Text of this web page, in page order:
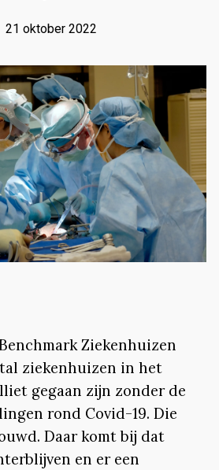
21 oktober 2022
Ziekenhuizen
ziekenhuizen in het
gegaan zijn zonder de
rond Covid-19. Die
Daar komt bij dat
en er een